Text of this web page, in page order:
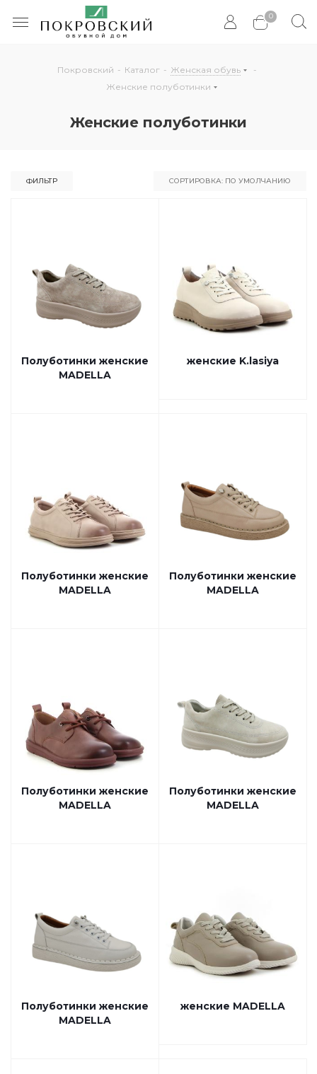
0
Покровский - Каталог - Женская обувь
-
Женские полуботинки
Женские полуботинки
ФИЛЬТР СОРТИРОВКА: ПО УМОЛЧАНИЮ
Полуботинки женские
MADELLA
женские K.lasiya
Полуботинки женские
MADELLA
Полуботинки женские
MADELLA
Полуботинки женские
MADELLA
Полуботинки женские
MADELLA
Полуботинки женские
MADELLA
женские MADELLA